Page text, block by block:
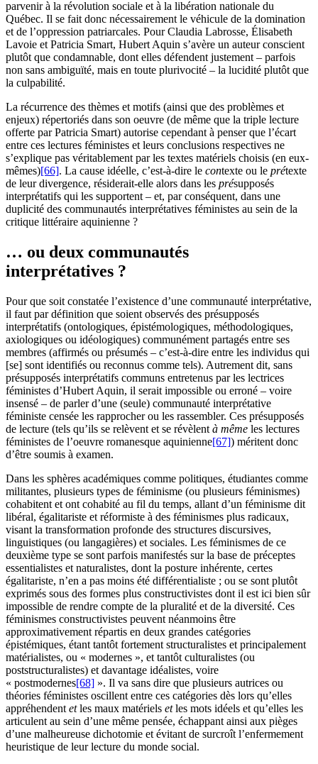
parvenir à la révolution sociale et à la libération nationale du
Québec. Il se fait donc nécessairement le véhicule de la domination
et de l’oppression patriarcales. Pour Claudia Labrosse, Élisabeth
Lavoie et Patricia Smart, Hubert Aquin s’avère un auteur conscient
plutôt que condamnable, dont elles défendent justement – parfois
non sans ambiguïté, mais en toute plurivocité – la lucidité plutôt que
la culpabilité.
La récurrence des thèmes et motifs (ainsi que des problèmes et
enjeux) répertoriés dans son oeuvre (de même que la triple lecture
offerte par Patricia Smart) autorise cependant à penser que l’écart
entre ces lectures féministes et leurs conclusions respectives ne
s’explique pas véritablement par les textes matériels choisis (en eux-
mêmes)[66]. La cause idéelle, c’est-à-dire le contexte ou le prétexte
de leur divergence, résiderait-elle alors dans les présupposés
interprétatifs qui les supportent – et, par conséquent, dans une
duplicité des communautés interprétatives féministes au sein de la
critique littéraire aquinienne ?
… ou deux communautés
interprétatives ?
Pour que soit constatée l’existence d’une communauté interprétative,
il faut par définition que soient observés des présupposés
interprétatifs (ontologiques, épistémologiques, méthodologiques,
axiologiques ou idéologiques) communément partagés entre ses
membres (affirmés ou présumés – c’est-à-dire entre les individus qui
[se] sont identifiés ou reconnus comme tels). Autrement dit, sans
présupposés interprétatifs communs entretenus par les lectrices
féministes d’Hubert Aquin, il serait impossible ou erroné – voire
insensé – de parler d’une (seule) communauté interprétative
féministe censée les rapprocher ou les rassembler. Ces présupposés
de lecture (tels qu’ils se relèvent et se révèlent à même les lectures
féministes de l’oeuvre romanesque aquinienne[67]) méritent donc
d’être soumis à examen.
Dans les sphères académiques comme politiques, étudiantes comme
militantes, plusieurs types de féminisme (ou plusieurs féminismes)
cohabitent et ont cohabité au fil du temps, allant d’un féminisme dit
libéral, égalitariste et réformiste à des féminismes plus radicaux,
visant la transformation profonde des structures discursives,
linguistiques (ou langagières) et sociales. Les féminismes de ce
deuxième type se sont parfois manifestés sur la base de préceptes
essentialistes et naturalistes, dont la posture inhérente, certes
égalitariste, n’en a pas moins été différentialiste ; ou se sont plutôt
exprimés sous des formes plus constructivistes dont il est ici bien sûr
impossible de rendre compte de la pluralité et de la diversité. Ces
féminismes constructivistes peuvent néanmoins être
approximativement répartis en deux grandes catégories
épistémiques, étant tantôt fortement structuralistes et principalement
matérialistes, ou « modernes », et tantôt culturalistes (ou
poststructuralistes) et davantage idéalistes, voire
« postmodernes[68] ». Il va sans dire que plusieurs autrices ou
théories féministes oscillent entre ces catégories dès lors qu’elles
appréhendent etles maux matériels etles mots idéels et qu’elles les
articulent au sein d’une même pensée, échappant ainsi aux pièges
d’une malheureuse dichotomie et évitant de surcroît l’enfermement
heuristique de leur lecture du monde social.